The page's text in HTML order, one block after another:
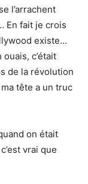
l’arrachent
En fait je crois
existe…
c’était
de la révolution
tête a un truc
on était
vrai que